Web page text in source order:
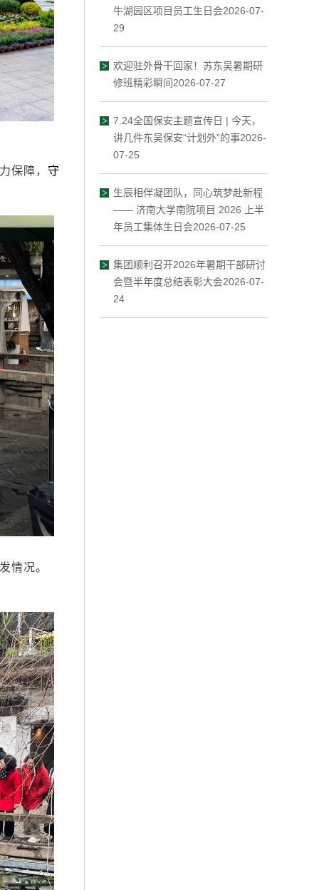
保障， 守
情况。
牛湖园区项目员工生日会2026-07-
29
欢迎驻外骨干回家！苏东吴暑期研
修班精彩瞬间2026-07-27
7.24全国保安主题宣传日 | 今天，
讲几件东吴保安“计划外”的事2026-
07-25
生辰相伴凝团队，同心筑梦赴新程
—— 济南大学南院项目 2026 上半
年员工集体生日会2026-07-25
集团顺利召开2026年暑期干部研讨
会暨半年度总结表彰大会2026-07-
24